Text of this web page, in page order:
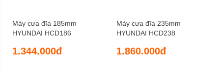
Máy cưa đĩa 185mm
HYUNDAI HCD186
1.344.000đ
Máy cưa đĩa 235mm
HYUNDAI HCD238
1.860.000đ